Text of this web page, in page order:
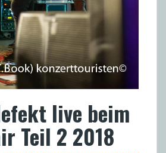
live beim
Teil 2 2018